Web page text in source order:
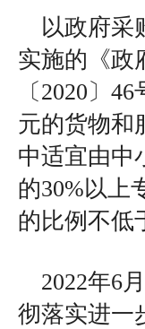
以政府采
实施的《政
〔2020〕
元的货物和
中适宜由中
的30%以上
的比例不低
2022年6
彻落实进一